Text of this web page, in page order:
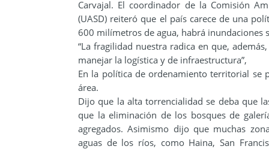
Carvajal. El coordinador de la Comisión
(UASD) reiteró que el país carece de una
600 milímetros de agua, habrá inundaciones
“La fragilidad nuestra radica en que,
manejar la logística y de infraestructura”,
En la política de ordenamiento territorial se
área.
Dijo que la alta torrencialidad se deba que
que la eliminación de los bosques de
agregados. Asimismo dijo que muchas
aguas de los ríos, como Haina, San